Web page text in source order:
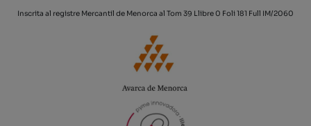
Inscrita al registre Mercantil de Menorca al Tom 39 Llibre 0 Foli 181 Full IM/2060